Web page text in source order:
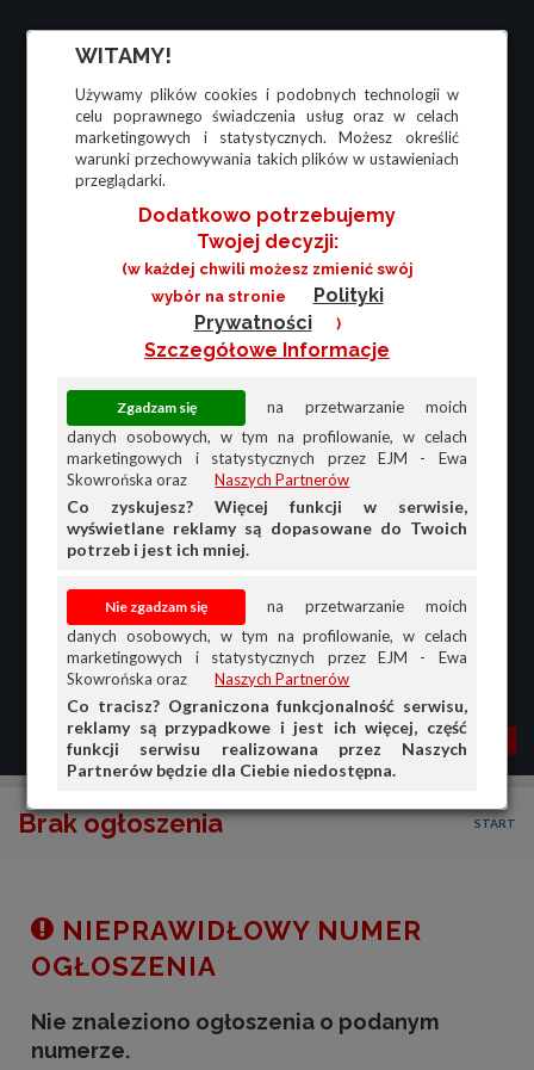
WITAMY!
Używamy plików cookies i podobnych technologii w
celu poprawnego świadczenia usług oraz w celach
marketingowych i statystycznych. Możesz określić
warunki przechowywania takich plików w ustawieniach
przeglądarki.
Dodatkowo potrzebujemy
Twojej decyzji:
(w każdej chwili możesz zmienić swój
wybór na stronie
Polityki
Prywatności
)
Szczegółowe Informacje
na przetwarzanie moich
danych osobowych, w tym na profilowanie, w celach
marketingowych i statystycznych przez EJM - Ewa
Skowrońska oraz
Naszych Partnerów
Co zyskujesz? Więcej funkcji w serwisie,
wyświetlane reklamy są dopasowane do Twoich
potrzeb i jest ich mniej.
na przetwarzanie moich
danych osobowych, w tym na profilowanie, w celach
marketingowych i statystycznych przez EJM - Ewa
Skowrońska oraz
Naszych Partnerów
Co tracisz? Ograniczona funkcjonalność serwisu,
reklamy są przypadkowe i jest ich więcej, część
funkcji serwisu realizowana przez Naszych
Partnerów będzie dla Ciebie niedostępna.
MENU MOJA AG
Brak ogłoszenia START
NIEPRAWIDŁOWY NUMER
OGŁOSZENIA
Nie znaleziono ogłoszenia o podanym
numerze.